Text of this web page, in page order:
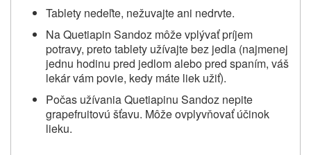
Tablety nedeľte, nežuvajte ani nedrvte.
Na Quetiapin Sandoz môže vplývať príjem
potravy, preto tablety užívajte bez jedla (najmenej
jednu hodinu pred jedlom alebo pred spaním, váš
lekár vám povie, kedy máte liek užiť).
Počas užívania Quetiapinu Sandoz nepite
grapefruitovú šťavu. Môže ovplyvňovať účinok
lieku.